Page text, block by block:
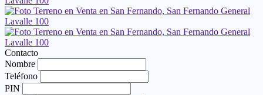
Contacto
Nombre
Teléfono
PIN